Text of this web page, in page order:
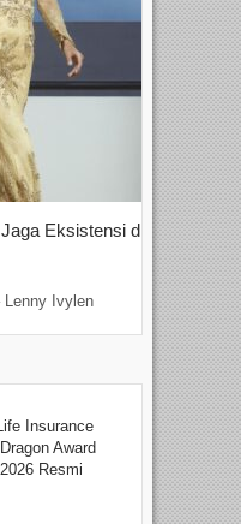
Eksistensi di
Lenny Ivylen
Insurance
Award
Resmi